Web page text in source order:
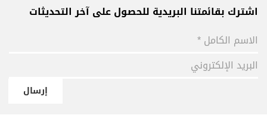
اشترك بقائمتنا البريدية للحصول على آخر التحديثات
إرسال